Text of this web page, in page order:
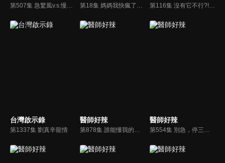
第116集 沒有它不行?! 單身女星私藏大拍賣
台灣啟示錄
第1337集 劉真辛龍情
醫師好辣
第878集 誰能懂我的痛，疾病讓你有苦說不出？！
醫師好辣
第554集 別急，停三秒分辨身體分泌物抓出病？！